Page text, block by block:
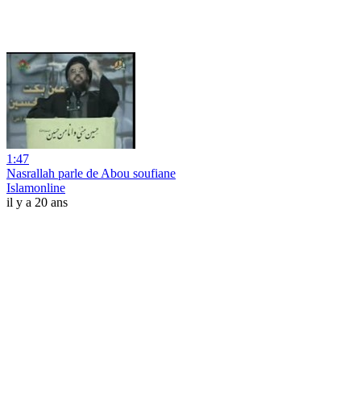
1:47
Nasrallah parle de Abou soufiane
Islamonline
il y a 20 ans